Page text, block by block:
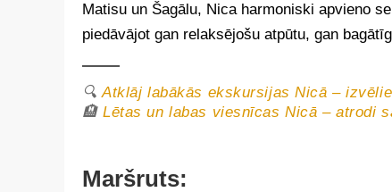
Matisu un Šagālu, Nica harmoniski apvieno
piedāvājot gan relaksējošu atpūtu, gan
🔍Atklāj labākās ekskursijas Nicā –
🏨Lētas un labas viesnīcas Nicā – atrodi
Maršruts: